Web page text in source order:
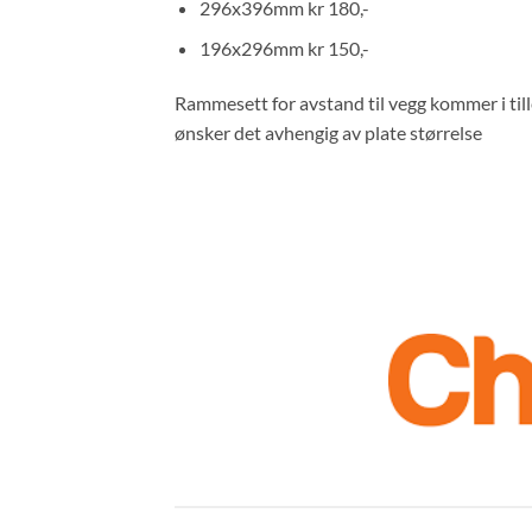
296x396mm kr 180,-
196x296mm kr 150,-
Rammesett for avstand til vegg kommer i
ønsker det avhengig av plate størrelse